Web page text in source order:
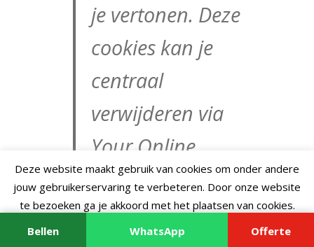
je vertonen. Deze
cookies kan je
centraal
verwijderen via
Your Online
Choices zodat ze
niet bij een
Deze website maakt gebruik van cookies om onder andere
jouw gebruikerservaring te verbeteren. Door onze website
te bezoeken ga je akkoord met het plaatsen van cookies.
Accepteer Lees verder
Bellen WhatsApp Offerte